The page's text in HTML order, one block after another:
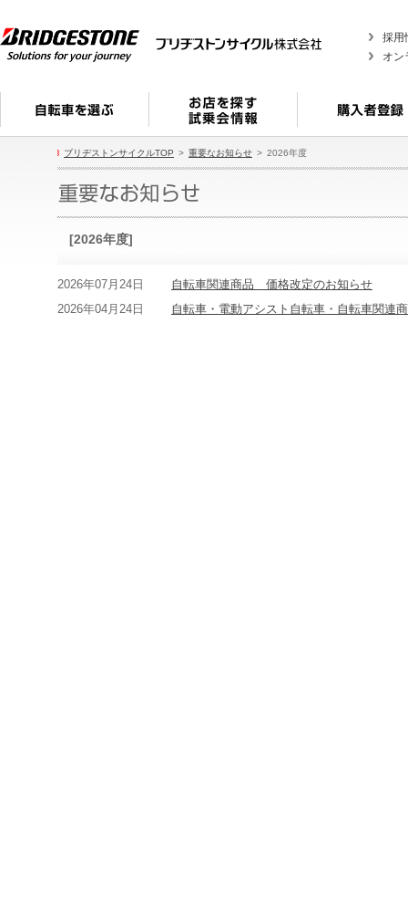
採用
オン
ブリヂストンサイクルTOP 重要なお知らせ 2026年度
[2026年度]
2026年07月24日
自転車関連商品 価格改定のお知らせ
2026年04月24日
自転車・電動アシスト自転車・自転車関連